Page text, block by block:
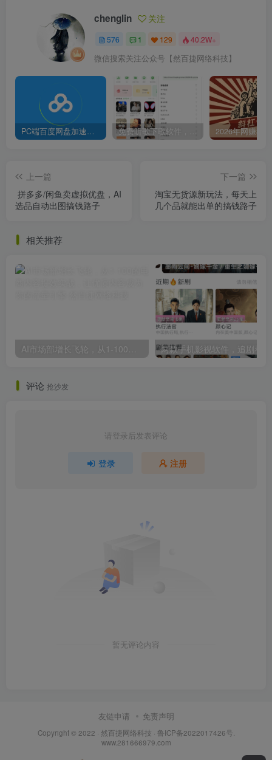
chenglin 关注
576 1 129 40.2W+
微信搜索关注公众号【然百捷网络科技】
PC端百度网盘加速下载补丁脚本及使用方法 免费听歌下歌软件，支持无损音乐下载
上一篇
拼多多/闲鱼卖虚拟优盘，AI
选品自动出图搞钱路子
下一篇
淘宝无货源新玩法，每天上
几个品就能出单的搞钱路子
相关推荐
评论 抢沙发
请登录后发表评论
登录 注册
暂无评论内容
友链申请 免责声明
Copyright © 2022 · 然百捷网络科技 · 鲁ICP备2022017426号
www.281666979.com